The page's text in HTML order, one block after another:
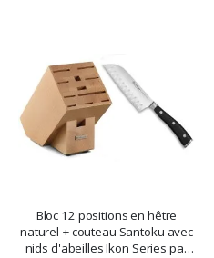
Bloc 12 positions en hêtre
naturel + couteau Santoku avec
nids d'abeilles Ikon Series par